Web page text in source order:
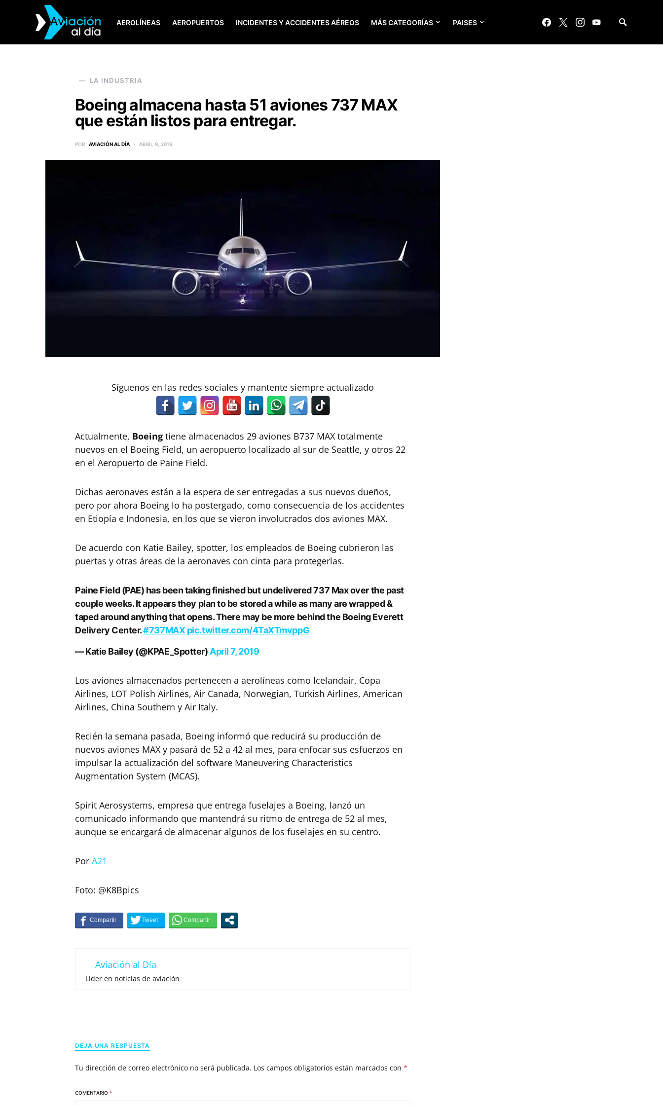
AEROLÍNEAS AEROPUERTOS INCIDENTES Y ACCIDENTES AÉREOS MÁS CATEGORÍAS PAISES
SEARCH FOR:
LA INDUSTRIA
Boeing almacena hasta 51 aviones 737 MAX
que están listos para entregar.
POR AVIACIÓN AL DÍA ABRIL 9, 2019
Síguenos en las redes sociales y mantente siempre actualizado
Actualmente, Boeing tiene almacenados 29 aviones B737 MAX totalmente
nuevos en el Boeing Field, un aeropuerto localizado al sur de Seattle, y otros 22
en el Aeropuerto de Paine Field.
Dichas aeronaves están a la espera de ser entregadas a sus nuevos dueños,
pero por ahora Boeing lo ha postergado, como consecuencia de los accidentes
en Etiopía e Indonesia, en los que se vieron involucrados dos aviones MAX.
De acuerdo con Katie Bailey, spotter, los empleados de Boeing cubrieron las
puertas y otras áreas de la aeronaves con cinta para protegerlas.
Paine Field (PAE) has been taking finished but undelivered 737 Max over the past
couple weeks. It appears they plan to be stored a while as many are wrapped &
taped around anything that opens. There may be more behind the Boeing Everett
Delivery Center.#737MAX pic.twitter.com/4TaXTmvppG
— Katie Bailey (@KPAE_Spotter) April 7, 2019
Los aviones almacenados pertenecen a aerolíneas como Icelandair, Copa
Airlines, LOT Polish Airlines, Air Canada, Norwegian, Turkish Airlines, American
Airlines, China Southern y Air Italy.
Recién la semana pasada, Boeing informó que reducirá su producción de
nuevos aviones MAX y pasará de 52 a 42 al mes, para enfocar sus esfuerzos en
impulsar la actualización del software Maneuvering Characteristics
Augmentation System (MCAS).
Spirit Aerosystems, empresa que entrega fuselajes a Boeing, lanzó un
comunicado informando que mantendrá su ritmo de entrega de 52 al mes,
aunque se encargará de almacenar algunos de los fuselajes en su centro.
Por A21
Foto: @K8Bpics
Aviación al Día
Líder en noticias de aviación
DEJA UNA RESPUESTA
Tu dirección de correo electrónico no será publicada. Los campos obligatorios están marcados con *
COMENTARIO *